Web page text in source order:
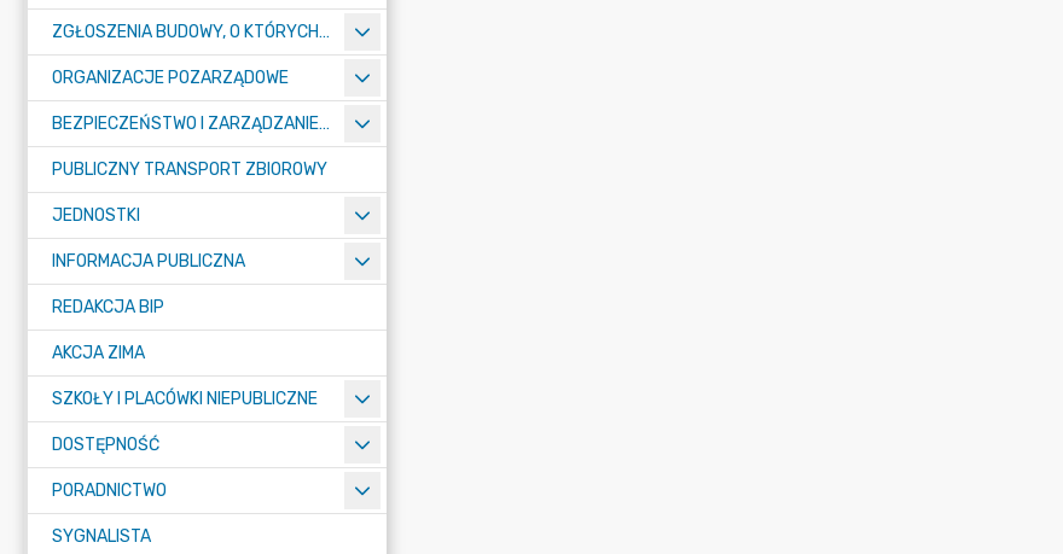
ZGŁOSZENIA BUDOWY, O KTÓRYCH MOWA W ART. 29 UST. 1 PKT 1A, 2B I 19A USTAWY PRAWO BUDOWLANE
ORGANIZACJE POZARZĄDOWE
BEZPIECZEŃSTWO I ZARZĄDZANIE KRYZYSOWE
PUBLICZNY TRANSPORT ZBIOROWY
JEDNOSTKI
INFORMACJA PUBLICZNA
REDAKCJA BIP
AKCJA ZIMA
SZKOŁY I PLACÓWKI NIEPUBLICZNE
DOSTĘPNOŚĆ
PORADNICTWO
SYGNALISTA